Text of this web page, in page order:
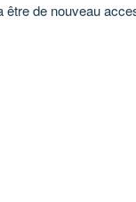
être de nouveau